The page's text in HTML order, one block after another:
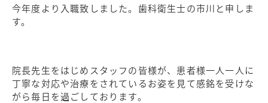
今年度より入職致しました。歯科衛生士の市川と申しま
す。
院長先生をはじめスタッフの皆様が、患者様一人一人に
丁寧な対応や治療をされているお姿を見て感銘を受けな
がら毎日を過ごしております。